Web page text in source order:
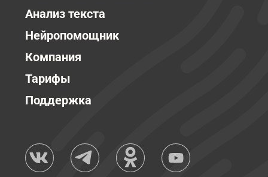
Анализ текста
Нейропомощник
Компания
Тарифы
Поддержка